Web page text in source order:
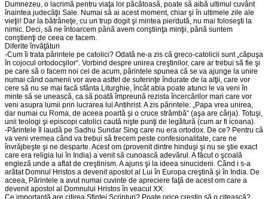
Dumnezeu, o lacrimă pentru viaţa lor păcătoasă, poate să aibă ultimul cuvânt
înaintea judecăţii Sale. Numai să ai acest moment, chiar şi în ultimele zile ale
vieţii! Dar la bătrâneţe, cu un trup dogit şi mintea pierdută, nu mai foloseşti la
nimic. Deci, să ne întoarcem până avem conştiinţa minţii, până suntem
conştienţi de ceea ce facem.
Diferite învăţături
-Cum îi trata părintele pe catolici? Odată ne-a zis că greco-catolicii sunt „căpuşa
în cojocul ortodocşilor“. Vorbind despre unirea creştinilor, care ar trebui să fie şi
pe care să o facem noi cei de acum, părintele spunea că se va ajunge la unire
numai când oamenii vor avea astfel de suferinţe îndurate de la alţii, care vor
cere să nu se mai facă sfânta Liturghie, încât abia poate atunci le va veni în
minte să se unească, ca să poată împreună rezista încercărilor mari care vor
veni asupra lumii prin lucrarea lui Antihrist. A zis părintele: „Papa vrea unirea,
dar numai cu Roma, de aceea poartă şi o cruce strâmbă“ (aşa are cârja). Totuşi,
unii teologi şi episcopi catolici caută nişte punţi de legătură (cum ar fi icoana).
-Părintele îl laudă pe Sadhu Sundar Sing care nu era ortodox. De ce? Pentru că
va veni vremea când va trebui să trecem peste confesionalitate, care ne
învrăjbeşte şi ne desparte. Acest om (provenit dintre hinduşi şi nu se ştie exact
care era religia lui în India) a venit să cunoască adevărul. A făcut o şcoală
engleză unde a aflat de creştinism. A ajuns şi la ideea sinuciderii. Când i s-a
arătat Domnul Hristos a devenit apostot al Lui în Europa creştină şi în India. De
aceea, Părintele a avut numai cuvinte de apreciere faţă de acest om care a
devenit apostol al Domnului Hristos în veacul XX.
Ce importanţă are citirea Sfintei Scripturi? Poate orice creştin să o citească?